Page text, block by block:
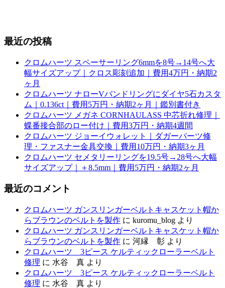
最近の投稿
クロムハーツ スペーサーリング6mmを8号→14号へ大
幅サイズアップ｜クロス彫刻追加｜費用4万円・納期2
ヶ月
クロムハーツ ナローVバンドリングにダイヤ5石カスタ
ム｜0.136ct｜費用5万円・納期2ヶ月｜鑑別書付き
クロムハーツ メガネ CORNHAULASS 中芯折れ修理｜
蝶番接合部のロー付け｜費用3万円・納期4週間
クロムハーツ ジョーイウォレット｜ダガーパーツ修
理・ファスナー金具交換｜費用10万円・納期3ヶ月
クロムハーツ セメタリーリングを19.5号→28号へ大幅
サイズアップ｜＋8.5mm｜費用5万円・納期2ヶ月
最近のコメント
クロムハーツ ガンスリンガーベルトキャスケット帽か
らブラウンのベルトを製作 に kuromu_blog より
クロムハーツ ガンスリンガーベルトキャスケット帽か
らブラウンのベルトを製作 に 河縁 彰 より
クロムハーツ 3ピース ケルティックローラーベルト
修理 に 水谷 真 より
クロムハーツ 3ピース ケルティックローラーベルト
修理 に 水谷 真 より